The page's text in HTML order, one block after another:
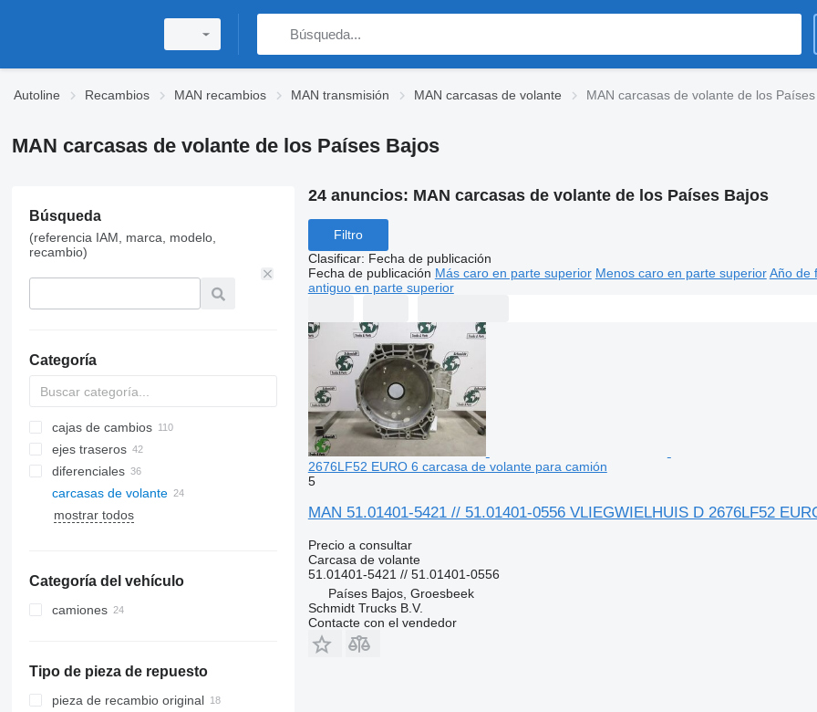
Autoline Recambios MAN recambios MAN transmisión MAN carcasas de volante MAN carcasas de volante de los
MAN carcasas de volante de los Países Bajos
Búsqueda
(referencia IAM, marca, modelo,
recambio)
Categoría
cajas de cambios
ejes traseros
diferenciales
carcasas de volante
mostrar todos
Categoría del vehículo
camiones
Tipo de pieza de repuesto
pieza de recambio original
24 anuncios: MAN carcasas de volante de los Países Bajos
Filtro
Clasificar: Fecha de publicación
Fecha de publicación Más caro en parte superior Menos caro en parte superior Año de
antiguo en parte superior
2676LF52 EURO 6 carcasa de volante para camión
5
MAN 51.01401-5421 // 51.01401-0556 VLIEGWIELHUIS D 2676LF52
Precio a consultar
Carcasa de volante
51.01401-5421 // 51.01401-0556
Países Bajos, Groesbeek
Schmidt Trucks B.V.
Contacte con el vendedor